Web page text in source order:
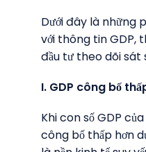
Dưới đây là những
với thông tin GDP,
đầu tư theo dõi sát
I. GDP công bố
Khi con số GDP
công bố thấp hơn